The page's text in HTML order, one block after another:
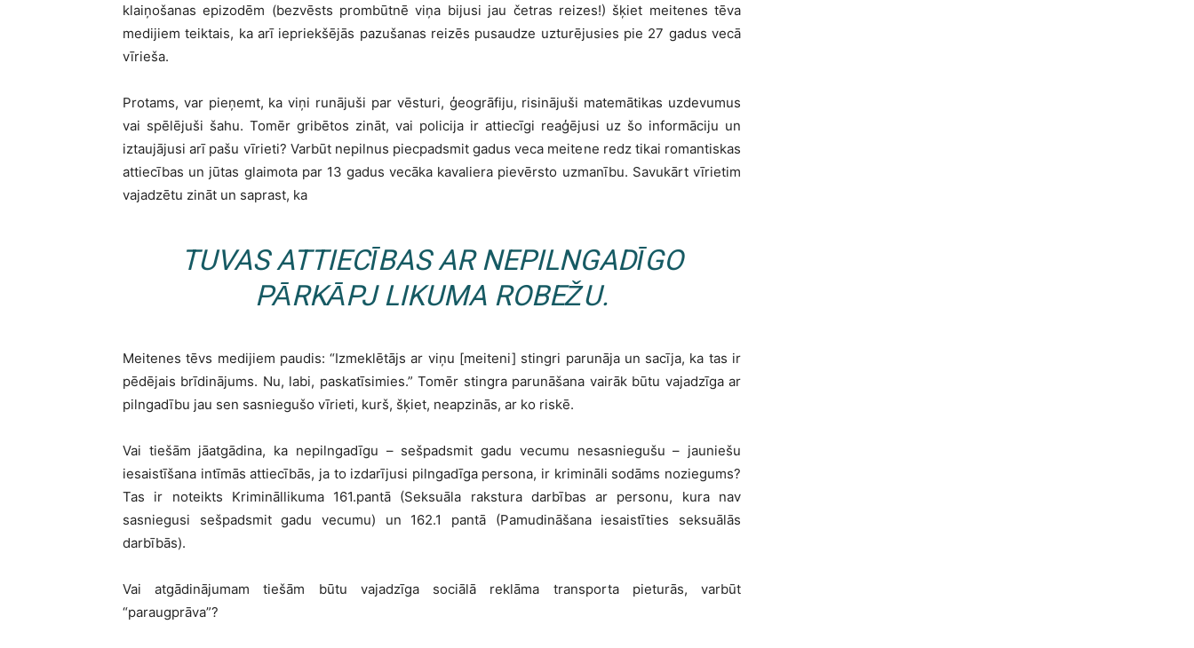
klaiņošanas epizodēm (bezvēsts prombūtnē viņa bijusi jau četras reizes!) šķiet meitenes tēva
medijiem teiktais, ka arī iepriekšējās pazušanas reizēs pusaudze uzturējusies pie 27 gadus vecā
vīrieša.
Protams, var pieņemt, ka viņi runājuši par vēsturi, ģeogrāfiju, risinājuši matemātikas uzdevumus
vai spēlējuši šahu. Tomēr gribētos zināt, vai policija ir attiecīgi reaģējusi uz šo informāciju un
iztaujājusi arī pašu vīrieti? Varbūt nepilnus piecpadsmit gadus veca meitene redz tikai romantiskas
attiecības un jūtas glaimota par 13 gadus vecāka kavaliera pievērsto uzmanību. Savukārt vīrietim
vajadzētu zināt un saprast, ka
TUVAS ATTIECĪBAS AR NEPILNGADĪGO
PĀRKĀPJ LIKUMA ROBEŽU.
Meitenes tēvs medijiem paudis: “Izmeklētājs ar viņu [meiteni] stingri parunāja un sacīja, ka tas ir
pēdējais brīdinājums. Nu, labi, paskatīsimies.” Tomēr stingra parunāšana vairāk būtu vajadzīga ar
pilngadību jau sen sasniegušo vīrieti, kurš, šķiet, neapzinās, ar ko riskē.
Vai tiešām jāatgādina, ka nepilngadīgu – sešpadsmit gadu vecumu nesasniegušu – jauniešu
iesaistīšana intīmās attiecībās, ja to izdarījusi pilngadīga persona, ir krimināli sodāms noziegums?
Tas ir noteikts Krimināllikuma 161.pantā (Seksuāla rakstura darbības ar personu, kura nav
sasniegusi sešpadsmit gadu vecumu) un 162.1 pantā (Pamudināšana iesaistīties seksuālās
darbībās).
Vai atgādinājumam tiešām būtu vajadzīga sociālā reklāma transporta pieturās, varbūt
“paraugprāva”?